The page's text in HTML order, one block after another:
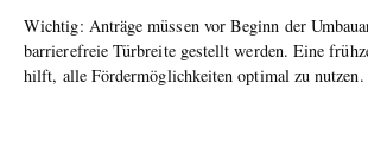
Wichtig: Anträge müssen vor Beginn der
barrierefreie Türbreite gestellt werden. Eine
hilft, alle Fördermöglichkeiten optimal zu nutzen.